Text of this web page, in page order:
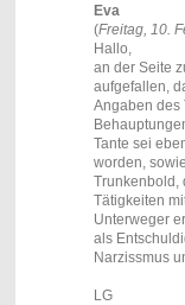
Eva
(Freitag, 10.
Hallo,
an der Seite
aufgefallen,
Angaben des
Tante sei
worden,
Trunkenbold,
Tätigkeiten
Unterweger
als
Narzissmus
LG